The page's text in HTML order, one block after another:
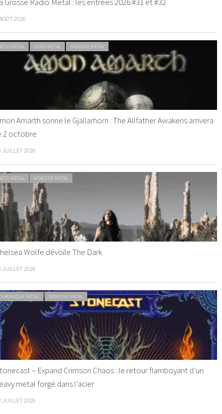
2026
METAL VIDEO METAL WEBZINE METAL
Amarth sonne le Gjallarhorn : The Allfather Awakens arrivera
2 octobre
JUILLET 2026
METAL WEBZINE METAL
Wolfe dévoile The Dark
JUILLET 2026
METAL WEBZINE METAL
– Expand Crimson Chaos : le retour flamboyant d’un
metal forgé dans l’acier
JUILLET 2026